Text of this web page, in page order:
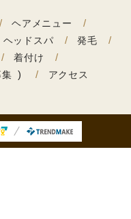
ヘアメニュー
ヘッドスパ
発毛
着付け
集 アクセス